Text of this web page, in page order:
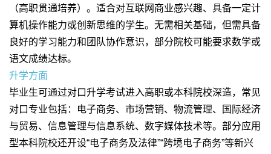
（高职贯通培养）。适合对互联网商业感兴趣、具备一定计
算机操作能力或创新思维的学生。无需相关基础，但需具备
良好的学习能力和团队协作意识，部分院校可能要求数学或
语文成绩达标。
升学方面
毕业生可通过对口升学考试进入高职或本科院校深造，常见
对口专业包括：电子商务、市场营销、物流管理、国际经济
与贸易、信息管理与信息系统、数字媒体技术等。部分应用
型本科院校还开设“电子商务及法律”“跨境电子商务”等新兴